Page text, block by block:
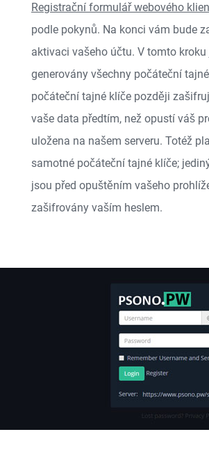
Registrační formulář webového
podle pokynů. Na konci vám bude
aktivaci vašeho účtu. V tomto kroku
generovány všechny počáteční
počáteční tajné klíče později
vaše data předtím, než opustí váš
uložena na našem serveru. Totéž
samotné počáteční tajné klíče;
jsou před opuštěním vašeho
zašifrovány vaším heslem.